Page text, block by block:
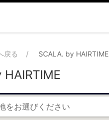
戻る SCALA. by HAIRTIME
をお選びください